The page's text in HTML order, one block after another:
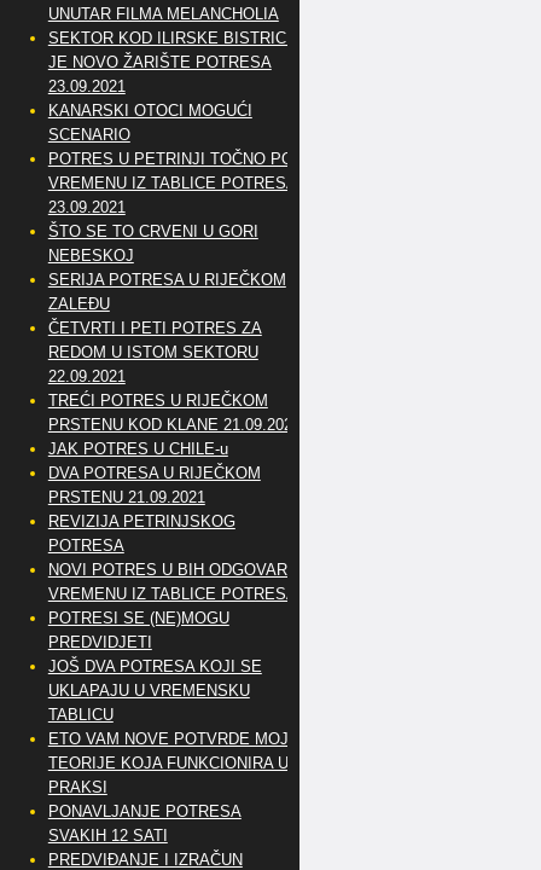
UNUTAR FILMA MELANCHOLIA
SEKTOR KOD ILIRSKE BISTRICE
JE NOVO ŽARIŠTE POTRESA
23.09.2021
KANARSKI OTOCI MOGUĆI
SCENARIO
POTRES U PETRINJI TOČNO PO
VREMENU IZ TABLICE POTRESA
23.09.2021
ŠTO SE TO CRVENI U GORI
NEBESKOJ
SERIJA POTRESA U RIJEČKOM
ZALEĐU
ČETVRTI I PETI POTRES ZA
REDOM U ISTOM SEKTORU
22.09.2021
TREĆI POTRES U RIJEČKOM
PRSTENU KOD KLANE 21.09.2021
JAK POTRES U CHILE-u
DVA POTRESA U RIJEČKOM
PRSTENU 21.09.2021
REVIZIJA PETRINJSKOG
POTRESA
NOVI POTRES U BIH ODGOVARA
VREMENU IZ TABLICE POTRESA
POTRESI SE (NE)MOGU
PREDVIDJETI
JOŠ DVA POTRESA KOJI SE
UKLAPAJU U VREMENSKU
TABLICU
ETO VAM NOVE POTVRDE MOJE
TEORIJE KOJA FUNKCIONIRA U
PRAKSI
PONAVLJANJE POTRESA
SVAKIH 12 SATI
PREDVIĐANJE I IZRAČUN